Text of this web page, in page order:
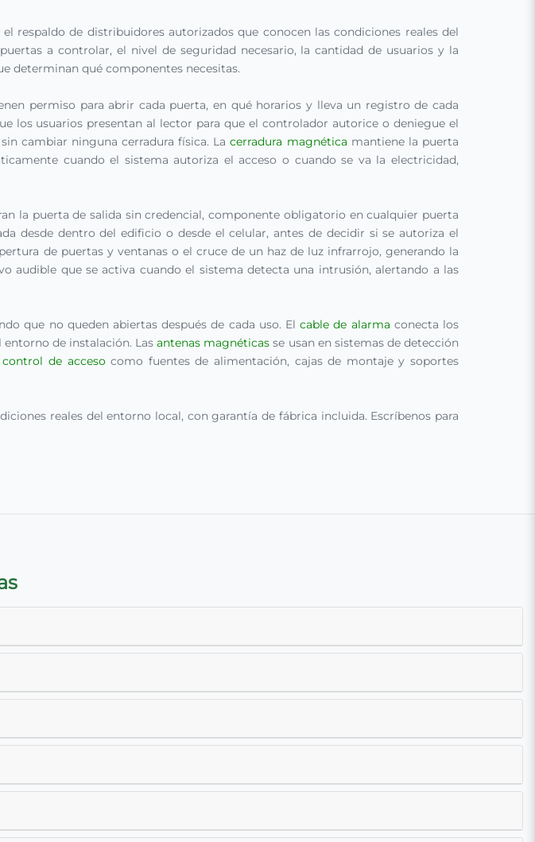
respaldo de distribuidores autorizados que conocen las condiciones reales del
a controlar, el nivel de seguridad necesario, la cantidad de usuarios y la
determinan qué componentes necesitas.
permiso para abrir cada puerta, en qué horarios y lleva un registro de cada
los usuarios presentan al lector para que el controlador autorice o deniegue el
cambiar ninguna cerradura física. Lacerradura magnética mantiene la puerta
cuando el sistema autoriza el acceso o cuando se va la electricidad,
la puerta de salida sin credencial, componente obligatorio en cualquier puerta
desde dentro del edificio o desde el celular, antes de decidir si se autoriza el
de puertas y ventanas o el cruce de un haz de luz infrarrojo, generando la
audible que se activa cuando el sistema detecta una intrusión, alertando a las
que no queden abiertas después de cada uso. Elcable de alarma conecta los
entorno de instalación. Lasantenas magnéticas se usan en sistemas de detección
de accesocomo fuentes de alimentación, cajas de montaje y soportes
reales del entorno local, con garantía de fábrica incluida. Escríbenos para